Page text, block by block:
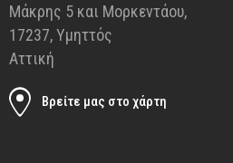
Μάκρης 5 και Μορκεντάου,
17237, Υμηττός
Αττική
Βρείτε μας στο χάρτη